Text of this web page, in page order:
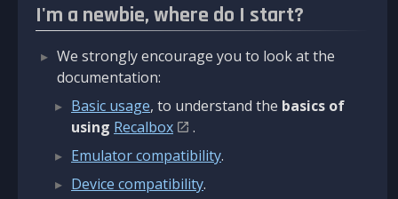
I'm a newbie, where do I start?
We strongly encourage you to look at the
documentation:
Basic usage, to understand the basics of
using Recalbox
.
Emulator compatibility.
Device compatibility.